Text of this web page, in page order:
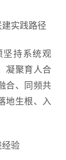
实践路径
坚持系统观
凝聚育人合
合、同频共
地生根、入
经验